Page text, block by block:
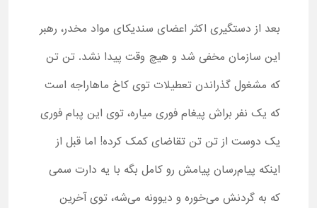
بعد از دستگیری اکثر اعضای سندیکای مواد مخدر، رهبر
این سازمان مخفی شد و هیچ وقت پیدا نشد. تن تن
که مشغول گذراندن تعطیلات توی کاخ ماهاراجه است
که یک نفر براش پیغام فوری میاره، توی این پبام فوری
یک دوست از تن تن تقاضای کمک کرده! اما قبل از
اینکه پیام‌رسان پیامش رو کامل بگه با یه دارت سمی
که به گردنش می‌خوره و دیوونه می‌شه، توی آخرین